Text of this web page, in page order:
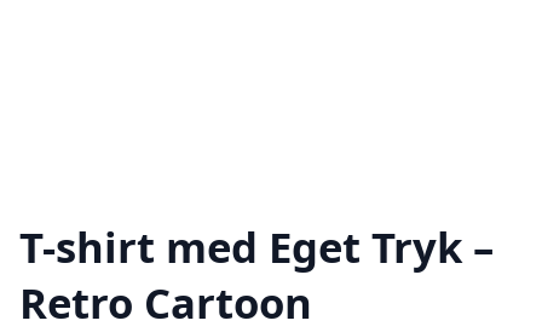
T-shirt med Eget Tryk –
Retro Cartoon